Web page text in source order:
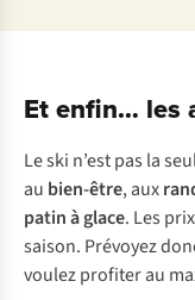
Et enfin… les
Le ski n’est pas la
au bien-être, aux
patin à glace. Les
saison. Prévoyez
voulez profiter au